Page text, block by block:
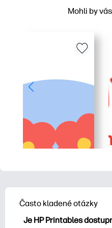
Mohli by
Často kladené otázky
Je HP Printables